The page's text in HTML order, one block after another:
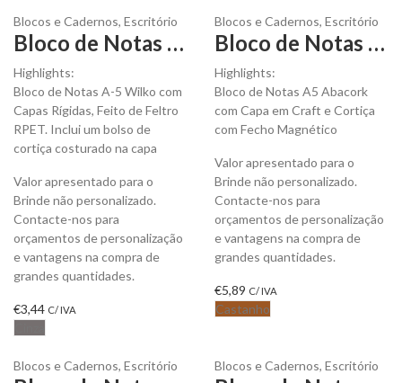
Blocos e Cadernos, Escritório
Bloco de Notas A-5 Wilko com Capas Rígidas PU para Personalizar
Highlights:
Bloco de Notas A-5 Wilko com
Capas Rígidas, Feito de Feltro
RPET. Inclui um bolso de
cortiça costurado na capa
Valor apresentado para o
Brinde não personalizado.
Contacte-nos para
orçamentos de personalização
e vantagens na compra de
grandes quantidades.
€3,44 C/ IVA
Blocos e Cadernos, Escritório
Bloco de Notas A5 Abacork Craft para Personalizar
Highlights:
Bloco de Notas A5 Abacork
com Capa em Craft e Cortiça
com Fecho Magnético
Valor apresentado para o
Brinde não personalizado.
Contacte-nos para
orçamentos de personalização
e vantagens na compra de
grandes quantidades.
€5,89 C/ IVA
Castanho
Blocos e Cadernos, Escritório Blocos e Cadernos, Escritório